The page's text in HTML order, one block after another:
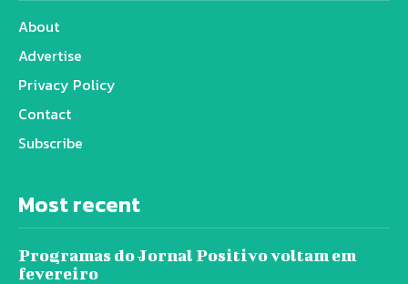
About
Advertise
Privacy Policy
Contact
Subscribe
Most recent
Programas do Jornal Positivo voltam em
fevereiro